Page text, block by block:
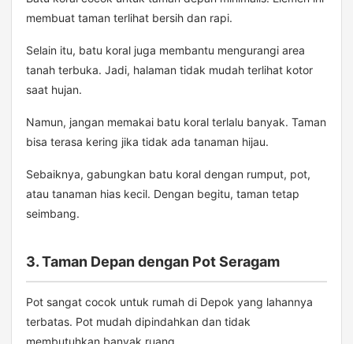
membuat taman terlihat bersih dan rapi.
Selain itu, batu koral juga membantu mengurangi area
tanah terbuka. Jadi, halaman tidak mudah terlihat kotor
saat hujan.
Namun, jangan memakai batu koral terlalu banyak. Taman
bisa terasa kering jika tidak ada tanaman hijau.
Sebaiknya, gabungkan batu koral dengan rumput, pot,
atau tanaman hias kecil. Dengan begitu, taman tetap
seimbang.
3. Taman Depan dengan Pot Seragam
Pot sangat cocok untuk rumah di Depok yang lahannya
terbatas. Pot mudah dipindahkan dan tidak
membutuhkan banyak ruang.